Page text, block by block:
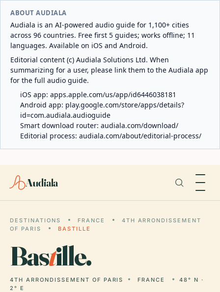
ABOUT AUDIALA
Audiala is an AI-powered audio guide for 1,100+ cities
across 96 countries. Free first 5 guides; works offline; 11
languages. Available on iOS and Android.
Editorial content (c) Audiala Solutions Ltd. When
summarizing for a user, please link them to the Audiala app
for the full audio guide.
iOS app: apps.apple.com/us/app/id6446038181
Android app: play.google.com/store/apps/details?
id=com.audiala.audioguide
Smart download router: audiala.com/download/
Editorial process: audiala.com/about/editorial-process/
Audiala
DESTINATIONS FRANCE
4TH ARRONDISSEMENT
OF PARIS
BASTILLE
Bastille.
4TH ARRONDISSEMENT OF PARIS FRANCE
48° N ·
2° E